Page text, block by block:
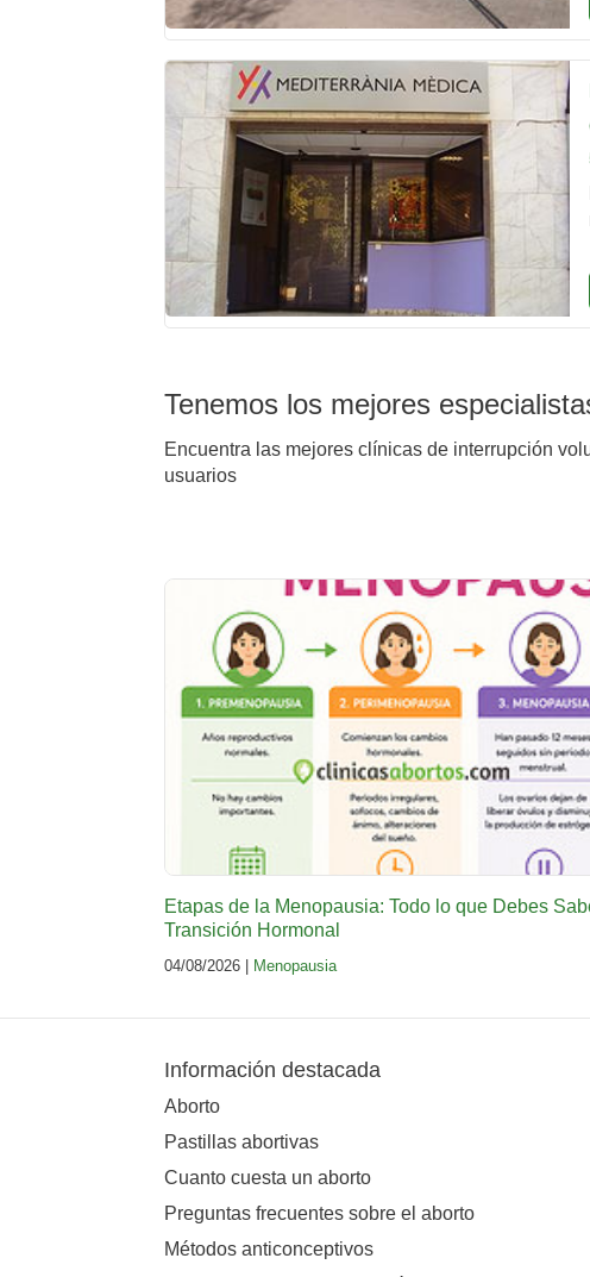
Tenemos los mejores
Encuentra las mejores clínicas de interrupción
usuarios
Etapas de la Menopausia: Todo lo que Debes
Transición Hormonal
04/08/2026 | Menopausia
Información destacada
Aborto
Pastillas abortivas
Cuanto cuesta un aborto
Preguntas frecuentes sobre el aborto
Métodos anticonceptivos